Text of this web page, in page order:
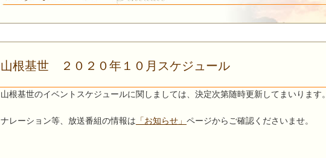
山根基世 ２０２０年１０月スケジュール
山根基世のイベントスケジュールに関しましては、決定次第随時更新してまいります。
ナレーション等、放送番組の情報は 「お知らせ」 ページからご確認くださいませ。